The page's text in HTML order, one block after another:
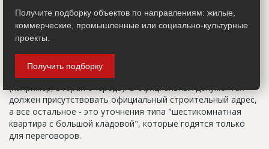
строительного района (возможно, улицы), номера квартала
(не обязательно) и корпуса (владения).
Настоящим строительным адресом можно считать адрес,
указанный в правоустанавливающих документах. Иногда
строительные организации делают свои добавления
(например, вторая очередь). В официальных документах
должен присутствовать официальный строительный адрес,
а все остальное - это уточнения типа "шестикомнатная
квартира с большой кладовой", которые годятся только
для переговоров.
Получите подборку объектов по направлениям: жилые,
коммерческие, промышленные или социально-культурные
проекты.
Получить подборку